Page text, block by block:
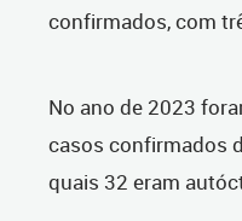
confirmados, com
No ano de 2023
casos confirmados
quais 32 eram